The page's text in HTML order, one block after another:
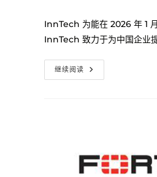
InnTech 为能在 2026 年 1
InnTech 致力于为中国企业
继续阅读